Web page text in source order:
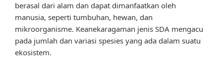
berasal dari alam dan dapat dimanfaatkan oleh
manusia, seperti tumbuhan, hewan, dan
mikroorganisme. Keanekaragaman jenis SDA mengacu
pada jumlah dan variasi spesies yang ada dalam suatu
ekosistem.